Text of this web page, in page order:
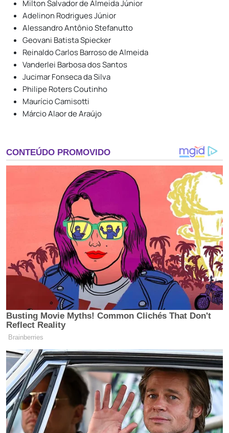
Milton Salvador de Almeida Júnior
Adelinon Rodrigues Júnior
Alessandro Antônio Stefanutto
Geovani Batista Spiecker
Reinaldo Carlos Barroso de Almeida
Vanderlei Barbosa dos Santos
Jucimar Fonseca da Silva
Philipe Roters Coutinho
Maurício Camisotti
Márcio Alaor de Araújo